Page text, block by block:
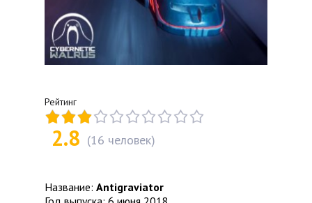
Рейтинг
2.8 (16 человек)
Название: Antigraviator